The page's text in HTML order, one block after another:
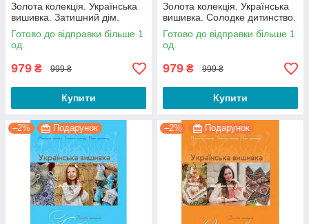
Золота колекція. Українська
вишивка. Затишний дім.
Готово до відправки більше 1
од.
979 ₴ 999 ₴
Купити
Золота колекція. Українська
вишивка. Солодке дитинство.
Готово до відправки більше 1
од.
979 ₴ 999 ₴
Купити
–2% Подарунок –2% Подарунок